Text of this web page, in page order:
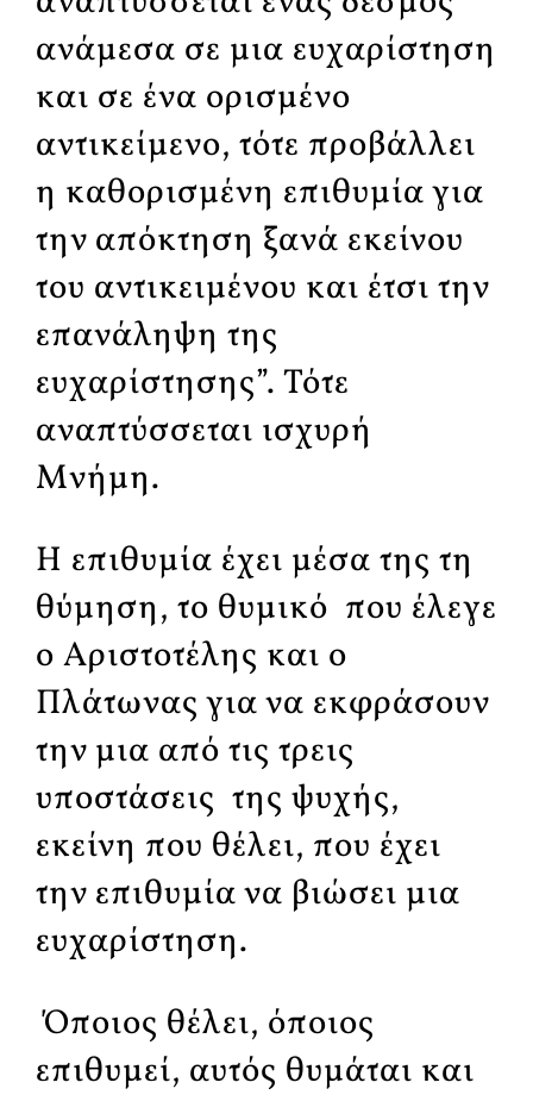
ανάμεσα σε μια ευχαρίστηση
και σε ένα ορισμένο
αντικείμενο, τότε προβάλλει
η καθορισμένη επιθυμία για
την απόκτηση ξανά εκείνου
του αντικειμένου και έτσι την
επανάληψη της
ευχαρίστησης”. Τότε
αναπτύσσεται ισχυρή
Mνήμη.
Η επιθυμία έχει μέσα της τη
θύμηση, το θυμικό που έλεγε
ο Αριστοτέλης και ο
Πλάτωνας για να εκφράσουν
την μια από τις τρεις
υποστάσεις της ψυχής,
εκείνη που θέλει, που έχει
την επιθυμία να βιώσει μια
ευχαρίστηση.
Όποιος θέλει, όποιος
επιθυμεί, αυτός θυμάται και